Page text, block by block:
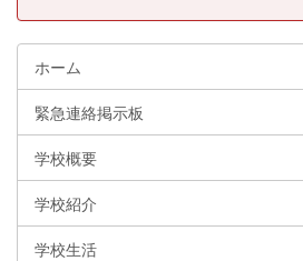
ホーム
緊急連絡掲示板
学校概要
学校紹介
学校生活